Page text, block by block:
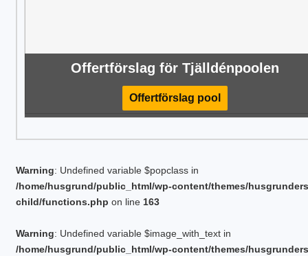
Offertförslag för Tjälldénpoolen
Offertförslag pool
Warning: Undefined variable $popclass in
/home/husgrund/public_html/wp-content/themes/
child/functions.php on line 163
Warning: Undefined variable $image_with_text in
/home/husgrund/public_html/wp-content/themes/